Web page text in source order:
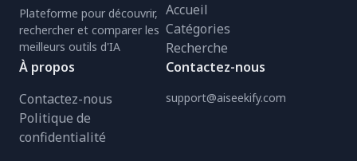
Plateforme pour découvrir,
rechercher et comparer les
meilleurs outils d'IA
Accueil
Catégories
Recherche
À propos
Contactez-nous
Politique de
confidentialité
Contactez-nous
support@aiseekify.com